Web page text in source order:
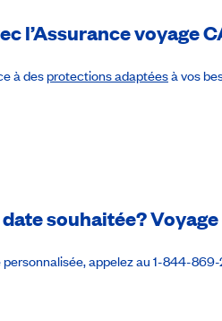
l’Assurance voyage
à desprotections adaptéesà vos
date souhaitée?
appelez au 1-844-